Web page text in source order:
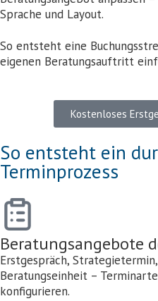
Sprache und Layout.
So entsteht eine
eigenen Beratungsauftritt
Kostenloses
So entsteht ein
Terminprozess
Beratungsangebote
Erstgespräch,
Beratungseinheit –
konfigurieren.